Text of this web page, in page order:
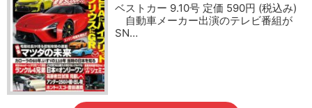
ベストカー 9.10号 定価 590円 (税込み)
自動車メーカー出演のテレビ番組が
SN…